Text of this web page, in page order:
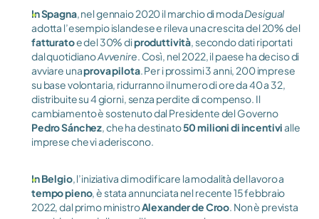
In Spagna, nel gennaio 2020 il marchio di moda Desigual
adotta l’esempio islandese e rileva una crescita del 20% del
fatturato e del 30% di produttività, secondo dati riportati
dal quotidiano Avvenire. Così, nel 2022, il paese ha deciso di
avviare una prova pilota. Per i prossimi 3 anni, 200 imprese
su base volontaria, ridurranno il numero di ore da 40 a 32,
distribuite su 4 giorni, senza perdite di compenso. Il
Pedro Sánchez, che ha destinato 50 milioni di incentivi alle
imprese che vi aderiscono.
In Belgio
tempo pieno, è stata annunciata nel recente 15 febbraio
2022, dal primo ministro Alexander de Croo. Non è prevista